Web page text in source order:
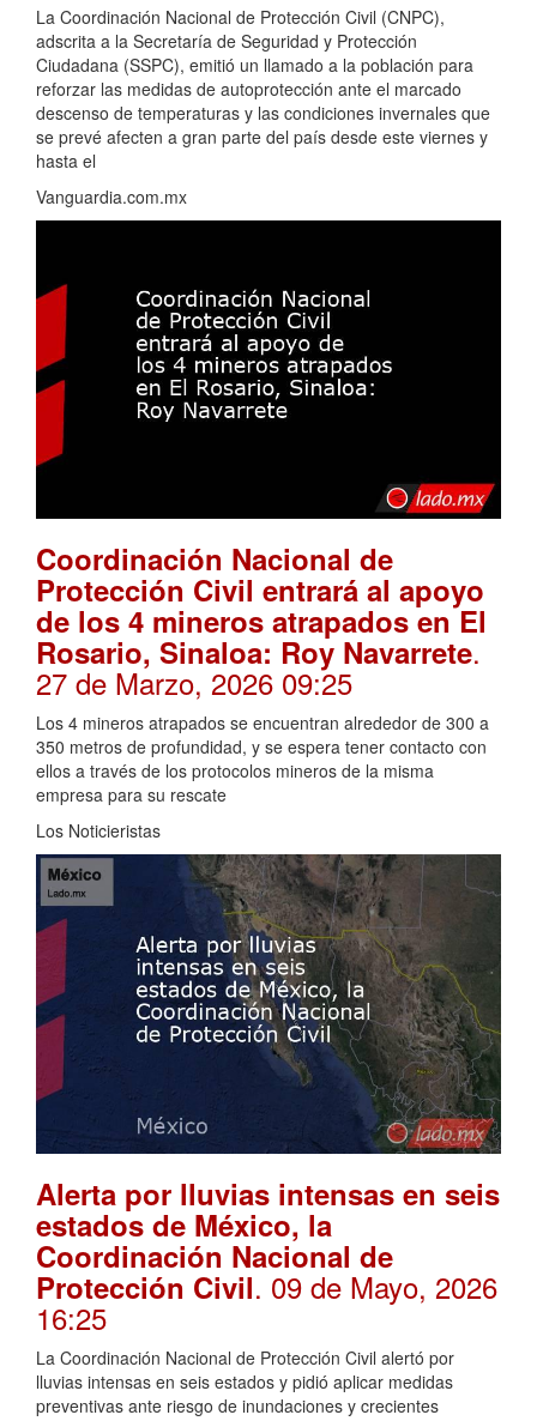
La Coordinación Nacional de Protección Civil (CNPC),
adscrita a la Secretaría de Seguridad y Protección
Ciudadana (SSPC), emitió un llamado a la población para
reforzar las medidas de autoprotección ante el marcado
descenso de temperaturas y las condiciones invernales que
se prevé afecten a gran parte del país desde este viernes y
hasta el
Vanguardia.com.mx
Coordinación Nacional de
Protección Civil entrará al apoyo
de los 4 mineros atrapados en El
Rosario, Sinaloa: Roy Navarrete.
27 de Marzo, 2026 09:25
Los 4 mineros atrapados se encuentran alrededor de 300 a
350 metros de profundidad, y se espera tener contacto con
ellos a través de los protocolos mineros de la misma
empresa para su rescate
Los Noticieristas
Alerta por lluvias intensas en seis
estados de México, la
Coordinación Nacional de
Protección Civil. 09 de Mayo, 2026
16:25
La Coordinación Nacional de Protección Civil alertó por
lluvias intensas en seis estados y pidió aplicar medidas
preventivas ante riesgo de inundaciones y crecientes